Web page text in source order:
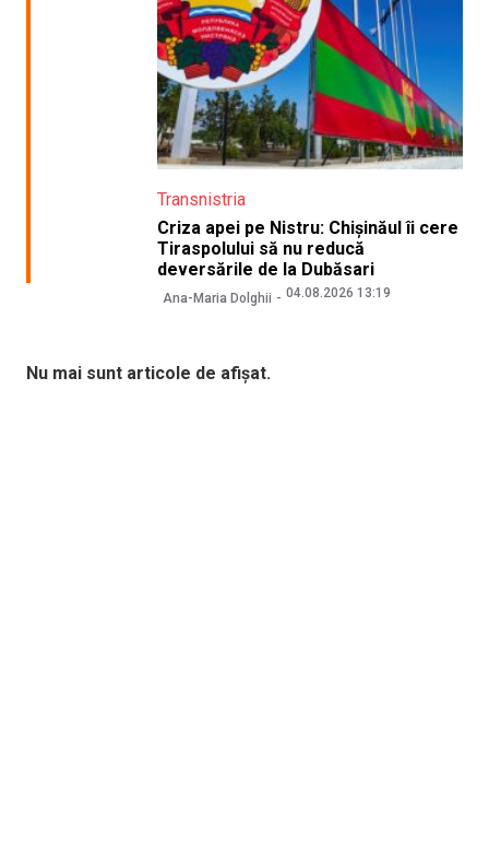
Transnistria
Criza apei pe Nistru: Chișinăul îi cere
Tiraspolului să nu reducă
deversările de la Dubăsari
Ana-Maria Dolghii 04.08.2026 13:19
Nu mai sunt articole de afișat.